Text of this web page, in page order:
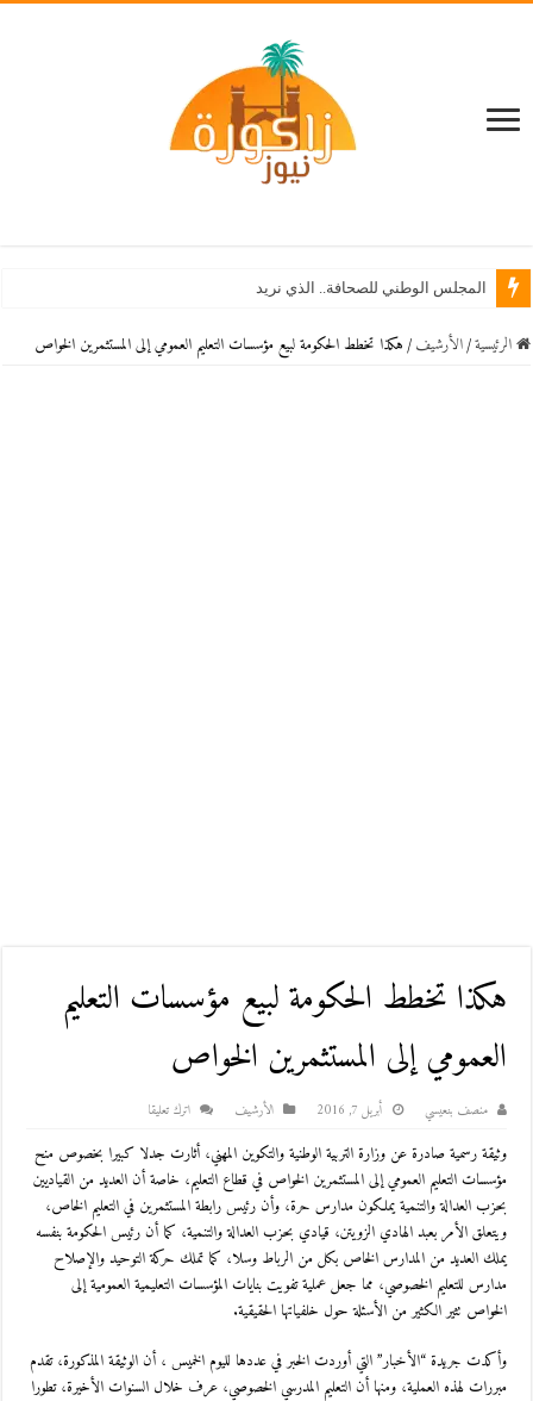
المجلس الوطني للصحافة.. الذي نريد
الرئيسية / اﻷرشيف / هكذا تخطط الحكومة لبيع مؤسسات التعليم العمومي إلى المستثمرين الخواص
هكذا تخطط الحكومة لبيع مؤسسات التعليم
العمومي إلى المستثمرين الخواص
منصف بنعيسي أبريل 7, 2016 اﻷرشيف اترك تعليقا
وثيقة رسمية صادرة عن وزارة التربية الوطنية والتكوين المهني، أثارت جدلا كبيرا بخصوص منح
مؤسسات التعليم العمومي إلى المستثمرين الخواص في قطاع التعليم، خاصة أن العديد من القياديين
بحزب العدالة والتنمية يملكون مدارس حرة، وأن رئيس رابطة المستثمرين في التعليم الخاص،
ويتعلق الأمر بعبد الهادي الزويتن، قيادي بحزب العدالة والتنمية، كما أن رئيس الحكومة بنفسه
يملك العديد من المدارس الخاص بكل من الرباط وسلا، كما تملك حركة التوحيد والإصلاح
مدارس للتعليم الخصوصي، مما جعل عملية تفويت بنايات المؤسسات التعليمية العمومية إلى
الخواص تثير الكثير من الأسئلة حول خلفياتها الحقيقية.
وأكدت جريدة “الأخبار” التي أوردت الخبر في عددها لليوم الخميس ، أن الوثيقة المذكورة، تقدم
مبررات لهذه العملية، ومنها أن التعليم المدرسي الخصوصي، عرف خلال السنوات الأخيرة، تطورا